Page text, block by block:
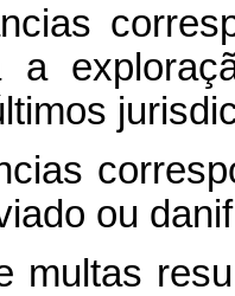
a
ou
multas